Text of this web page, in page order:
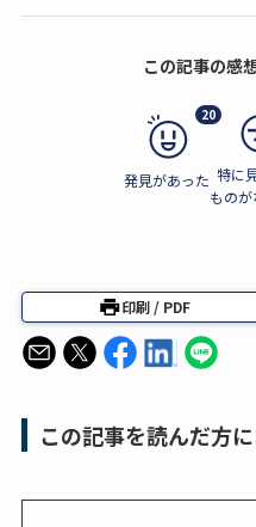
この記事の感
20
発見があった 特に
もの
印刷 / PDF
この記事を読んだ方